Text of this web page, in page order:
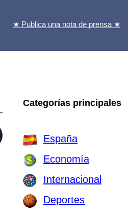
★ Publica una nota de prensa ★
Categorías principales
España
Economía
Internacional
Deportes